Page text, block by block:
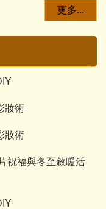
接種延長至115年9
疫苗接種計畫公
更多...
祝福與冬至敘暖活
妝術
妝術
祝福與冬至敘暖活